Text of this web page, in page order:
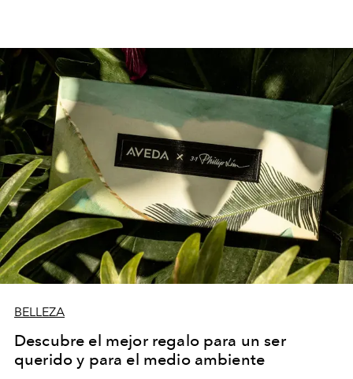
BELLEZA
Descubre el mejor regalo para un ser
querido y para el medio ambiente